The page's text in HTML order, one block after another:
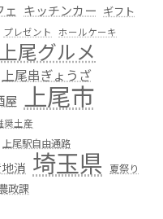
ェ キッチンカー ギフト
プレゼント
ホールケーキ
上尾グルメ
上尾串ぎょうざ
屋 上尾市
奨土産
上尾駅自由通路
消 埼玉県 夏祭り
政課